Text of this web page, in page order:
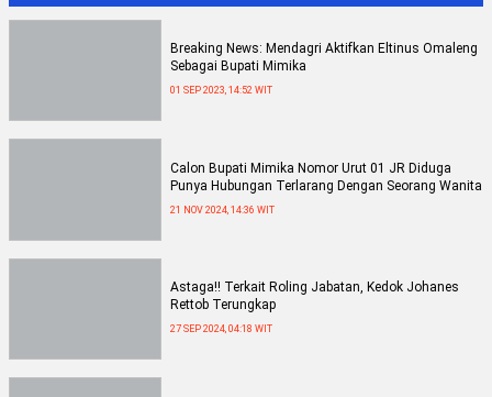
Breaking News: Mendagri Aktifkan Eltinus Omaleng
Sebagai Bupati Mimika
01 SEP 2023, 14:52 WIT
Calon Bupati Mimika Nomor Urut 01 JR Diduga
Punya Hubungan Terlarang Dengan Seorang Wanita
21 NOV 2024, 14:36 WIT
Astaga!! Terkait Roling Jabatan, Kedok Johanes
Rettob Terungkap
27 SEP 2024, 04:18 WIT